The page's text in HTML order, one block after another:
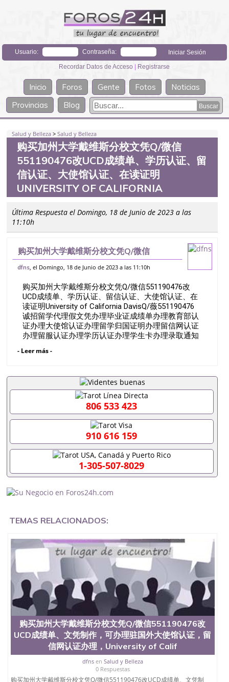
Usuario: Contraseña:
Recordar Datos de Acceso | Registrarse
Inicio Foros Gente Fotos
Noticias
Provincias
Blog
Salud y Belleza >Salud y Belleza
购买加州大学戴维斯分校文凭Q/微信
551190476改UCD成绩单、学历认证、留
信认证、大使馆认证、在读证明
UNIVERSITY OF CALIFORNIA
Última Respuesta el Domingo, 18 de Junio de 2023 a las
11:10h
购买加州大学戴维斯分校文凭Q/微信
551190476改UCD成绩单、学历认证、留
of California
dfns , el Domingo, 18 de Junio de 2023 a las 11:10h
购买加州大学戴维斯分校文凭Q/微信551190476改
UCD成绩单、学历认证、留信认证、大使馆认证、在
读证明University of California DavisQ/薇551190476
诚招留学代理假文凭办理毕业证成绩单办理教育部认
证办理大使馆认证办理留学归国证明办理留信网认证
办理留服认证办理学历认证办理学生卡办理录取通知
文凭办理加拿大文凭办理德国文凭 一、快速办理材
认证,录取通知书，雅思。（全套留学回国必备证明材
料，给父母及亲朋好友一份完美交代）； 2、雅思、
托福，OFFER，在读证明，学生卡等留学相关材料
（申请学校、转学，甚至是申请工签都可以用到）。
注：上述材料，随时都可以安排办理，毕业证成绩
单，学校，专业，学位，毕业时间都可以根据客户要
求安排。 国内找工作假的毕业证可以用吗551190476
假的毕业证成绩单可以办学历认证吗551190476要定
居国外需要办理什么材料551190476入职事业单位/国
企假的毕业证会查吗551190476入职国企/事业单位需
要些什么材料551190476办理假毕业证在国内能用吗,
常毕业怎么办理毕业证,没毕业可以办学历认证吗,您
是否因没正常毕业而导致回国得不到教育部认证在校
551190476找工作没有文凭怎么办,怎么办理本科/研
究生文凭551190476如何办理本科/硕士毕业证
551190476网上买文凭可靠吗551190476哪里可以买
国外文凭551190476国外本科毕业证怎么办理
551190476国外大学文凭可以打工作吗551190476怎
么办理 外假毕业证551190476哪里可以制作美国毕业
证551190476哪里可以办理澳洲毕业证551190476留
学生在哪里可以买假毕业证551190476哪里可以办理
加拿大毕业证551190476申请学校办理假的毕业证成
绩单可以吗551190476哪里可以办理水印成绩单
551190476哪里可以修改成绩单GPA分数551190476
假毕业证能查出来吗551190476假文凭网上能查到吗
551190476 如何拿到国外毕业证QQ微信551190476办
假大学毕业证QQ微信551190476国外毕业证去哪认证
QQ微信551190476找毕业证封皮QQ微信551190476国
- Leer más -
806 533 423
910 616 159
1-305-507-8029
TEMAS RELACIONADOS:
购买加州大学戴维斯分校文凭Q/微信551190476改
UCD成绩单、文凭制作，可办理驻国外大使馆认证，留
信网认证办理，University of Calif
dfnsen Salud y Belleza
0 Respuestas
购买加州大学戴维斯分校文凭Q/微信551190476改UCD成绩单、文凭制